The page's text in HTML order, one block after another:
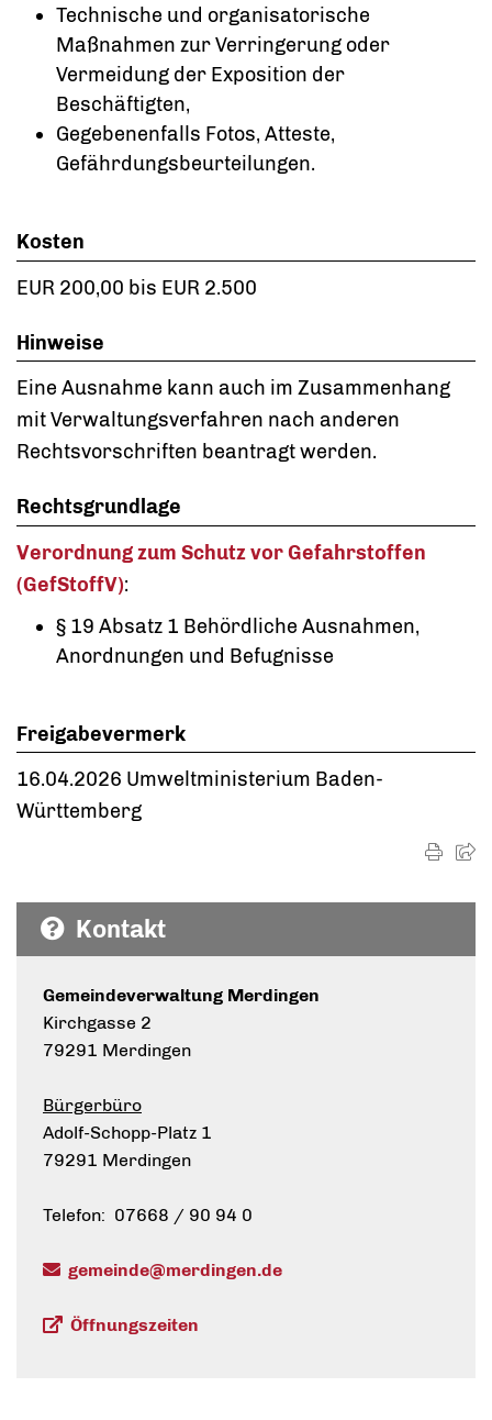
Technische und organisatorische
Maßnahmen zur Verringerung oder
Vermeidung der Exposition der
Beschäftigten,
Gegebenenfalls Fotos, Atteste,
Gefährdungsbeurteilungen.
Kosten
EUR 200,00 bis EUR 2.500
Hinweise
Eine Ausnahme kann auch im Zusammenhang
mit Verwaltungsverfahren nach anderen
Rechtsvorschriften beantragt werden.
Rechtsgrundlage
Verordnung zum Schutz vor Gefahrstoffen
(GefStoffV):
§ 19 Absatz 1 Behördliche Ausnahmen,
Anordnungen und Befugnisse
Freigabevermerk
16.04.2026 Umweltministerium Baden-
Württemberg
Kontakt
Gemeindeverwaltung Merdingen
Kirchgasse 2
79291 Merdingen
Bürgerbüro
Adolf-Schopp-Platz 1
79291 Merdingen
Telefon: 07668 / 90 94 0
gemeinde@merdingen.de
Öffnungszeiten